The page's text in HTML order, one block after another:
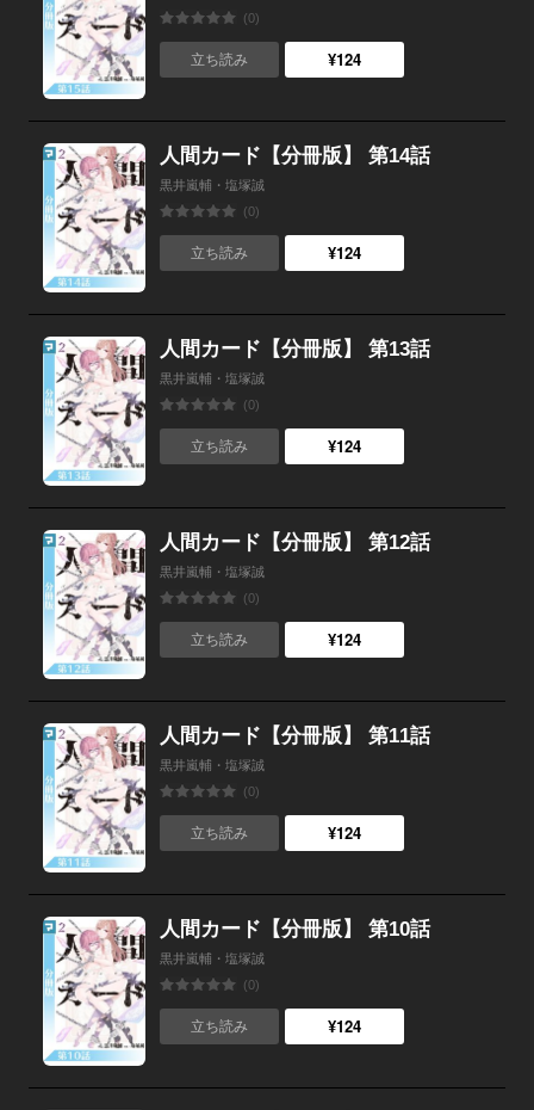
(0)
立ち読み ¥124
人間カード【分冊版】 第14話
黒井嵐輔・塩塚誠
(0)
立ち読み ¥124
人間カード【分冊版】 第13話
黒井嵐輔・塩塚誠
(0)
立ち読み ¥124
人間カード【分冊版】 第12話
黒井嵐輔・塩塚誠
(0)
立ち読み ¥124
人間カード【分冊版】 第11話
黒井嵐輔・塩塚誠
(0)
立ち読み ¥124
人間カード【分冊版】 第10話
黒井嵐輔・塩塚誠
(0)
立ち読み ¥124